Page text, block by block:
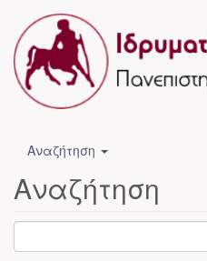
Αναζήτηση
Αναζήτηση